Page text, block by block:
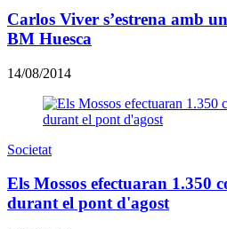
Carlos Viver s’estrena amb
BM Huesca
14/08/2014
Societat
Els Mossos efectuaran 1.350
durant el pont d'agost